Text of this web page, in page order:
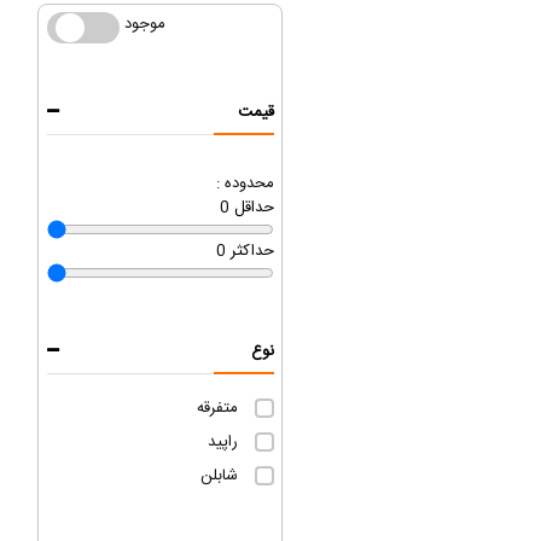
موجود موجود
قیمت
محدوده :
0 حداقل
0 حداکثر
نوع
متفرقه
راپید
شابلن